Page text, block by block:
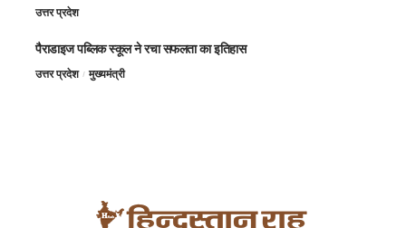
उत्तर प्रदेश
पैराडाइज पब्लिक स्कूल ने रचा सफलता का इतिहास
उत्तर प्रदेश मुख्यमंत्री